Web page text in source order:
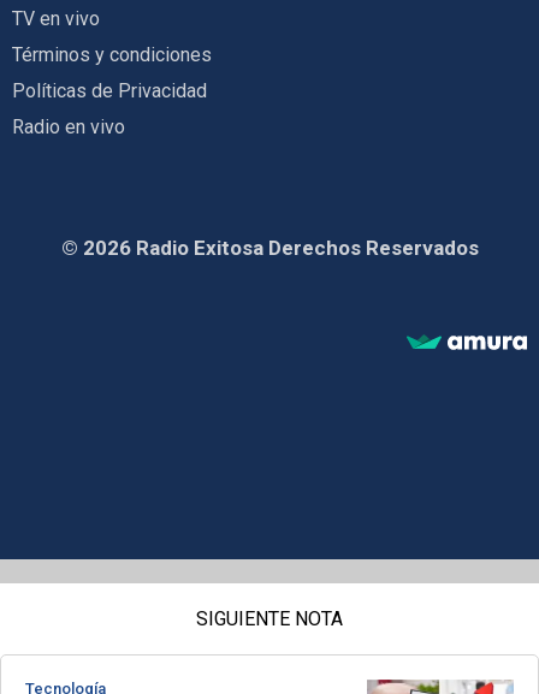
TV en vivo
Términos y condiciones
Políticas de Privacidad
Radio en vivo
© 2026 Radio Exitosa Derechos Reservados
SIGUIENTE NOTA
Tecnología